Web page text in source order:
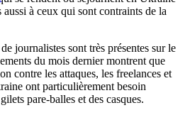
à ceux qui sont contraints de la
journalistes sont très présentes sur le
du mois dernier montrent que
contre les attaques, les freelances et
ont particulièrement besoin
pare-balles et des casques.